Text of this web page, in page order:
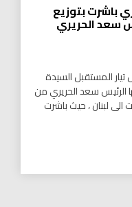
باشرت بتوزيع
سعد الحريري
المستقبل السيدة
الرئيس سعد الحريري من
الى لبنان ، حيث باشرت